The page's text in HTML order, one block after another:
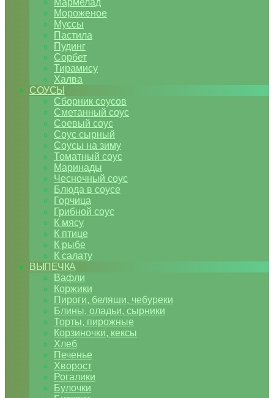
Мармелад
Мороженое
Муссы
Пастила
Пудинг
Сорбет
Тирамису
Халва
СОУСЫ
Сборник соусов
Сметанный соус
Соевый соус
Соус сырный
Соусы на зиму
Томатный соус
Маринады
Чесночный соус
Блюда в соусе
Горчица
Грибной соус
К мясу
К птице
К рыбе
К салату
ВЫПЕЧКА
Вафли
Коржики
Пироги, беляши, чебуреки
Блины, оладьи, сырники
Торты, пирожные
Корзиночки, кексы
Хлеб
Печенье
Хворост
Рогалики
Булочки